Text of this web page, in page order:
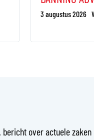
3 augustus 2026
over actuele zaken